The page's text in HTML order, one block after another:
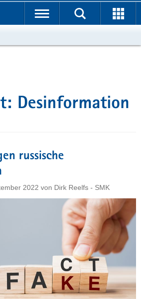
Desinformation
russische
2022 von Dirk Reelfs - SMK